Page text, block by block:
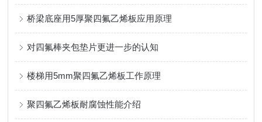
桥梁底座用5厚聚四氟乙烯板应用原理
对四氟棒夹包垫片更进一步的认知
楼梯用5mm聚四氟乙烯板工作原理
聚四氟乙烯板耐腐蚀性能介绍